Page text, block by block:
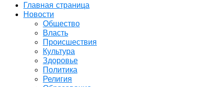
Главная страница
Новости
Общество
Власть
Происшествия
Культура
Здоровье
Политика
Религия